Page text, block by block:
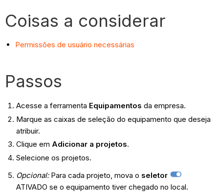
Coisas a considerar
Permissões de usuário necessárias
Passos
Acesse a ferramenta Equipamentos da empresa.
Marque as caixas de seleção do equipamento que deseja
atribuir.
Clique em Adicionar a projetos.
Selecione os projetos.
Opcional:Para cada projeto, mova o seletor
ATIVADO se o equipamento tiver chegado no local.